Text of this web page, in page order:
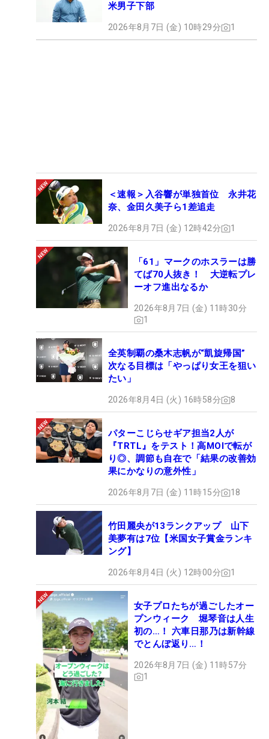
米男子下部
2026年8月7日 (金) 10時29分 1
＜速報＞入谷響が単独首位 永井花
奈、金田久美子ら1差追走
2026年8月7日 (金) 12時42分 1
「61」マークのホスラーは勝
てば70人抜き！ 大逆転プレ
ーオフ進出なるか
2026年8月7日 (金) 11時30分
1
全英制覇の桑木志帆が“凱旋帰国”
次なる目標は「やっぱり女王を狙い
たい」
2026年8月4日 (火) 16時58分 8
パターこじらせギア担当2人が
『TRTL』をテスト！高MOIで転が
り◎、調節も自在で「結果の改善効
果にかなりの意外性」
2026年8月7日 (金) 11時15分 18
竹田麗央が13ランクアップ 山下
美夢有は7位【米国女子賞金ランキ
ング】
2026年8月4日 (火) 12時00分 1
女子プロたちが過ごしたオー
プンウィーク 堀琴音は人生
初の…！ 六車日那乃は新幹線
でとんぼ返り…！
2026年8月7日 (金) 11時57分
1